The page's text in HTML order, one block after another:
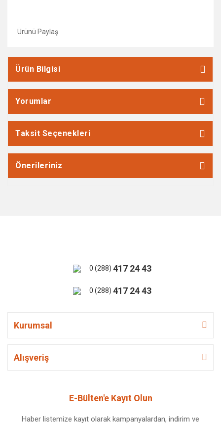
Ürünü Paylaş
Ürün Bilgisi
Yorumlar
Taksit Seçenekleri
Önerileriniz
0 (288) 417 24 43
0 (288) 417 24 43
Kurumsal
Alışveriş
E-Bülten'e Kayıt Olun
Haber listemize kayıt olarak kampanyalardan, indirim ve